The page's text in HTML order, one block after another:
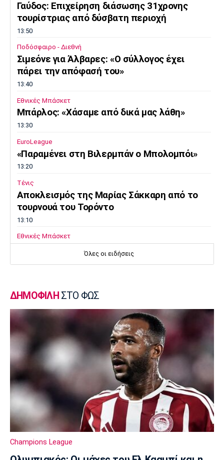
Γαύδος: Επιχείρηση διάσωσης 31χρονης
τουρίστριας από δύσβατη περιοχή
13:50
Ποδόσφαιρο - Διεθνή
Σιμεόνε για Άλβαρες: «Ο σύλλογος έχει
πάρει την απόφασή του»
13:40
Εθνικές Μπάσκετ
Μπάρλος: «Χάσαμε από δικά μας λάθη»
13:30
EuroLeague
«Παραμένει στη Βιλερμπάν ο Μπολομπόι»
13:20
Τένις
Αποκλεισμός της Μαρίας Σάκκαρη από το
τουρνουά του Τορόντο
13:10
Εθνικές Μπάσκετ
Ευρωμπάσκετ U16: Ελλάδα-Δανία απόψε για
την πρώτη θέση στον όμιλο
Mε δύο αθλητές η Ελλάδα στο Παγκόσμιο
Πρωτάθλημα Ιππασίας
Super League 1
Ατρόμητος: Πρόβα τζενεράλε με
Λεβαδειακό
12:40
Super League 1
Παρουσίασε την τρίτη φανέλα του ο ΟΦΗ
(pic)
12:30
Όλες οι ειδήσεις
ΔΗΜΟΦΙΛΗ ΣΤΟ ΦΩΣ
Champions League